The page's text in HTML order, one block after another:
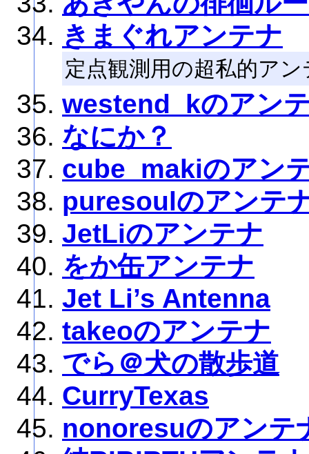
きまぐれアンテナ
定点観測用の超私的アン
westend_kのアン
なにか？
cube_makiのアン
puresoulのアンテ
JetLiのアンテナ
をか缶アンテナ
Jet Li’s Antenna
takeoのアンテナ
でら＠犬の散歩道
CurryTexas
nonoresuのアンテ